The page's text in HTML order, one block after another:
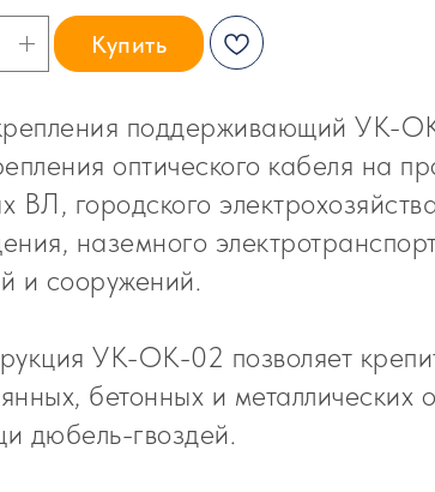
Купить
поддерживающий УК-
оптического кабеля на
ВЛ, городского
наземного
и сооружений.
УК-ОК-02 позволяет
бетонных и металлических
дюбель-гвоздей.